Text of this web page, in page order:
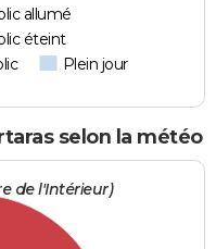
allumé
éteint
Plein jour
selon la météo
de l'Intérieur)